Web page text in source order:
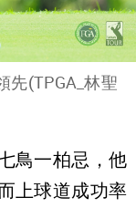
先(TPGA_林聖
鳥一柏忌，他
上球道成功率